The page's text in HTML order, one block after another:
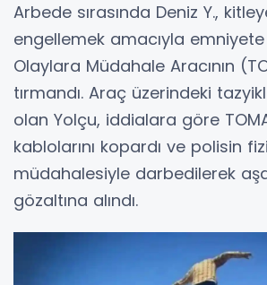
Arbede sırasında Deniz Y.,
engellemek amacıyla
Olaylara Müdahale Aracının
tırmandı. Araç üzerindeki
olan Yolçu, iddialara göre
kablolarını kopardı ve polisin
müdahalesiyle darbedilerek
gözaltına alındı.